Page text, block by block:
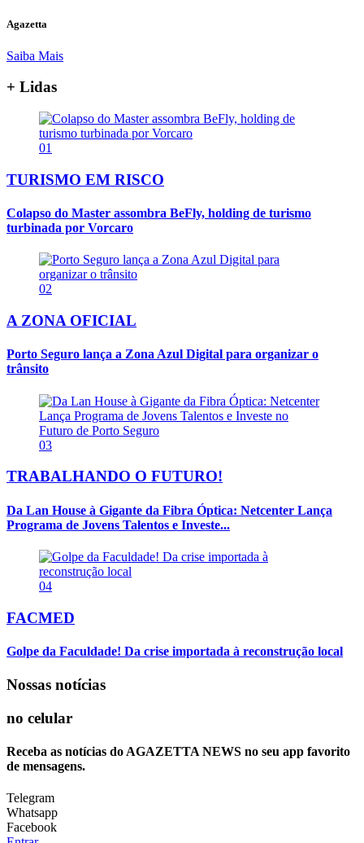
Agazetta
Saiba Mais
+ Lidas
01
TURISMO EM RISCO
Colapso do Master assombra BeFly, holding de turismo
turbinada por Vorcaro
02
A ZONA OFICIAL
Porto Seguro lança a Zona Azul Digital para organizar o
trânsito
03
TRABALHANDO O FUTURO!
Da Lan House à Gigante da Fibra Óptica: Netcenter Lança
Programa de Jovens Talentos e Investe...
04
FACMED
Golpe da Faculdade! Da crise importada à reconstrução local
Nossas notícias
no celular
Receba as notícias do AGAZETTA NEWS no seu app favorito
de mensagens.
Telegram
Whatsapp
Facebook